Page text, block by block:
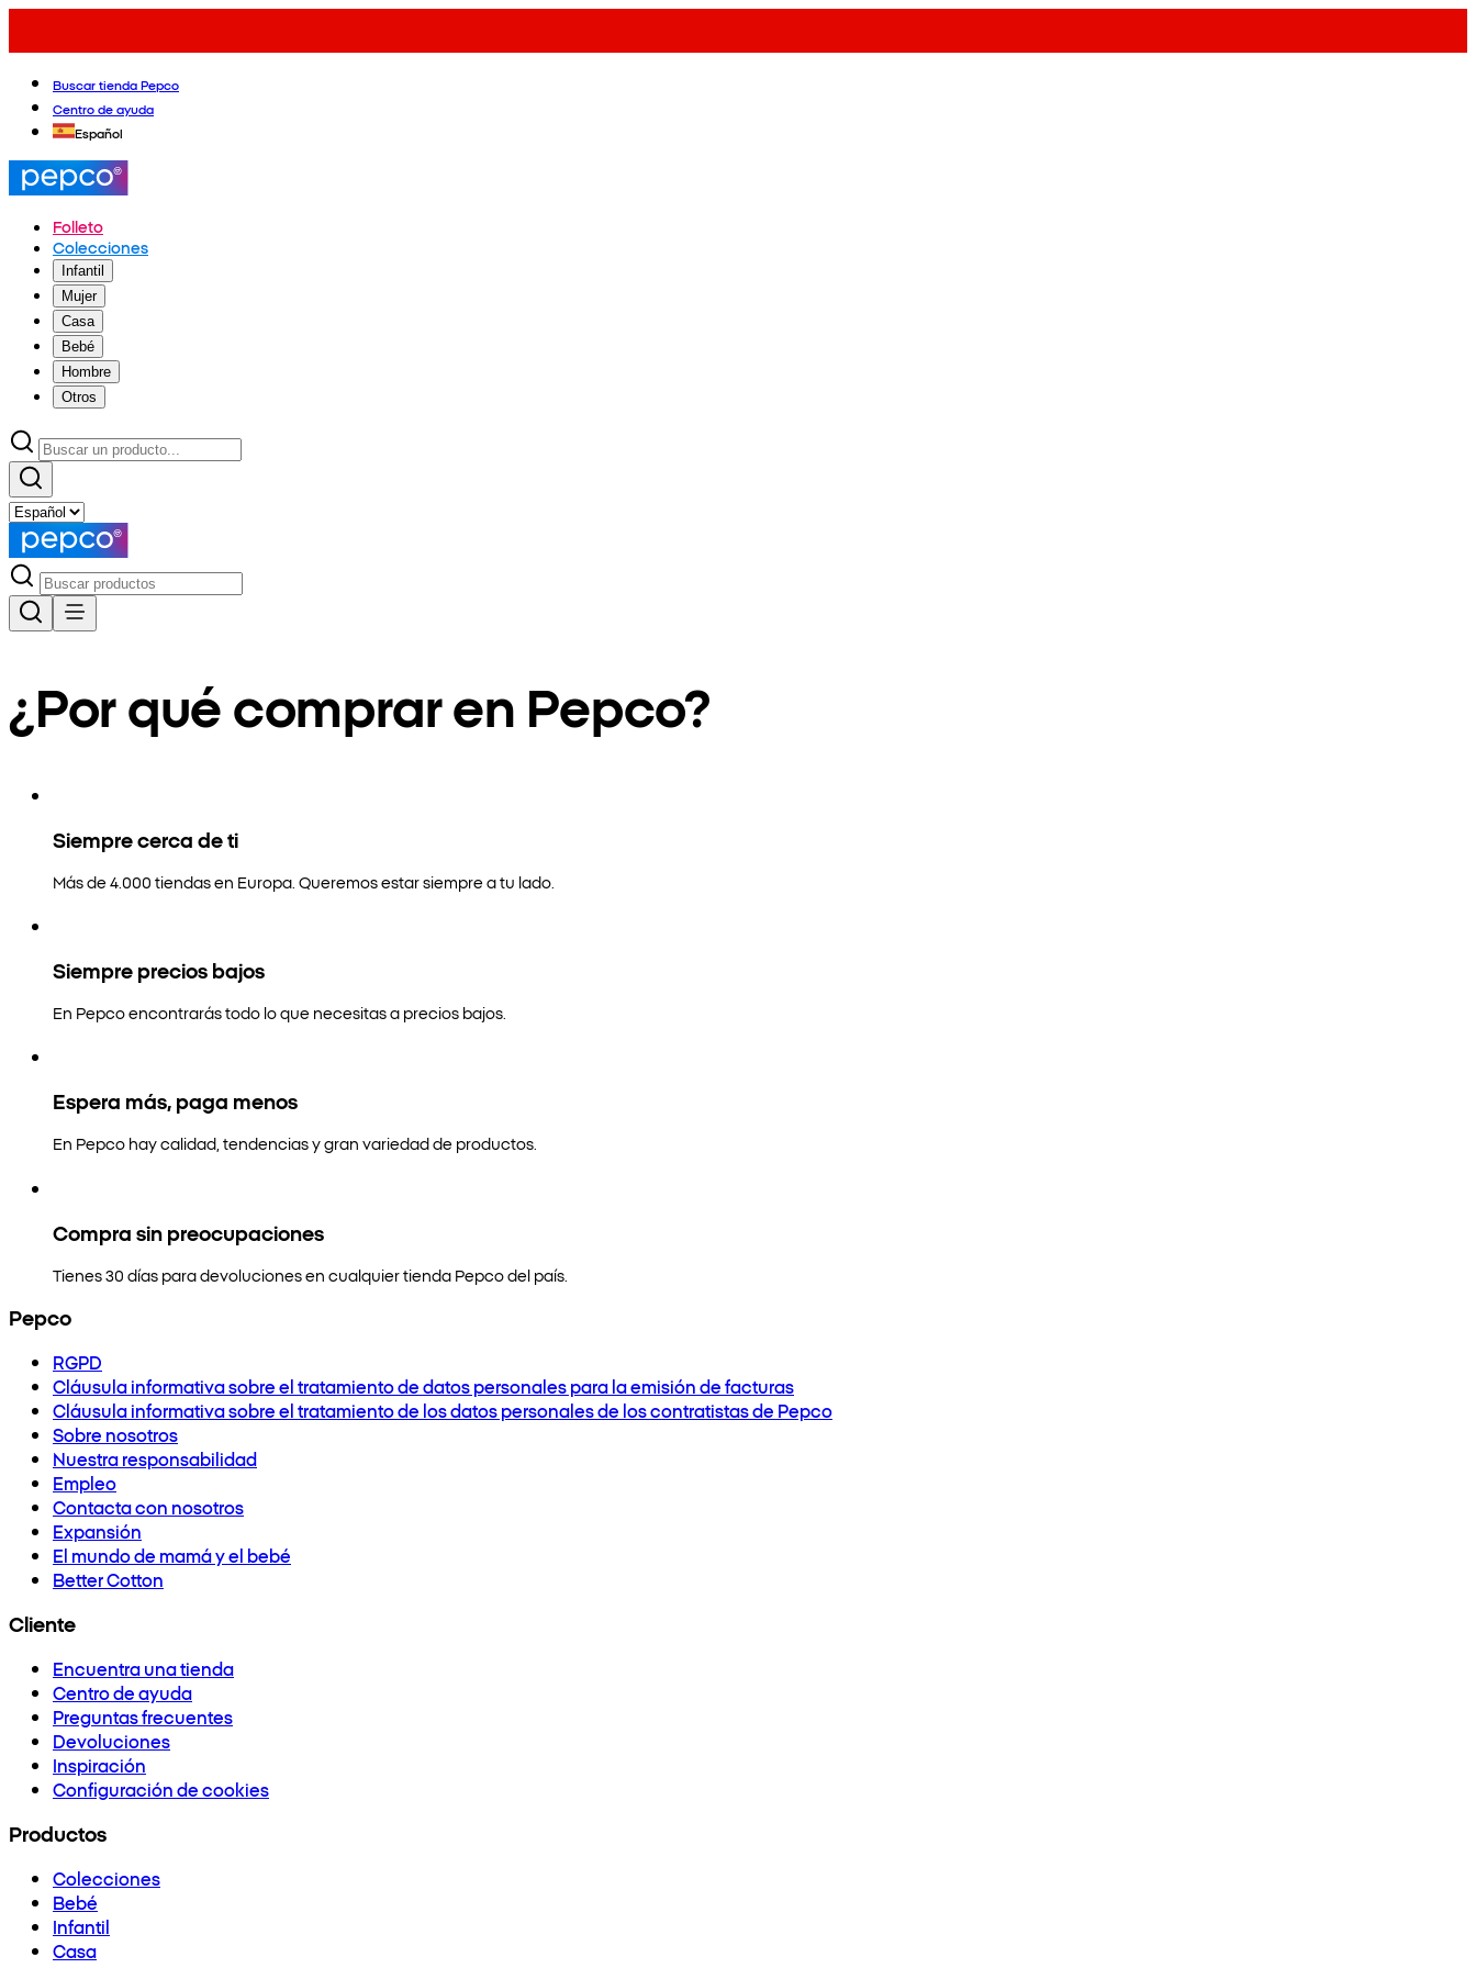
Buscar tienda Pepco
Centro de ayuda
Español
Folleto
Colecciones
Infantil
Mujer
Casa
Bebé
Hombre
Otros
¿Por qué comprar en Pepco?
Siempre cerca de ti
Más de 4.000 tiendas en Europa. Queremos estar siempre a tu lado.
Siempre precios bajos
En Pepco encontrarás todo lo que necesitas a precios bajos.
Espera más, paga menos
En Pepco hay calidad, tendencias y gran variedad de productos.
Compra sin preocupaciones
Tienes 30 días para devoluciones en cualquier tienda Pepco del país.
Pepco
RGPD
Cláusula informativa sobre el tratamiento de datos personales para la emisión de facturas
Cláusula informativa sobre el tratamiento de los datos personales de los contratistas de Pepco
Sobre nosotros
Nuestra responsabilidad
Empleo
Contacta con nosotros
Expansión
El mundo de mamá y el bebé
Better Cotton
Cliente
Encuentra una tienda
Centro de ayuda
Preguntas frecuentes
Devoluciones
Inspiración
Configuración de cookies
Productos
Colecciones
Bebé
Infantil
Casa